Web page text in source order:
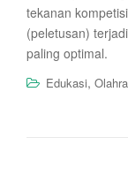
tekanan
(peletusan)
paling optimal.
Edukasi,